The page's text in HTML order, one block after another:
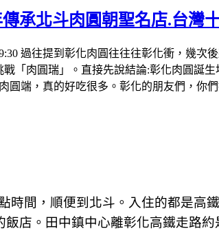
承北斗肉圓朝聖名店.台灣
過往提到彰化肉圓往往往彰化衝，幾
「肉圓瑞」。直接先說結論:彰化肉圓誕
圓端，真的好吃很多。彰化的朋友們，你們
間，順便到北斗。入住的都是高
店。田中鎮中心離彰化高鐵走路